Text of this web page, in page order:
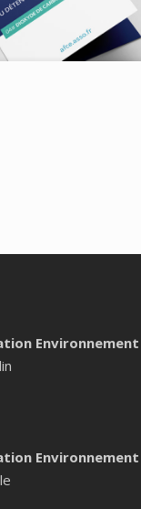
Environnement
Environnement